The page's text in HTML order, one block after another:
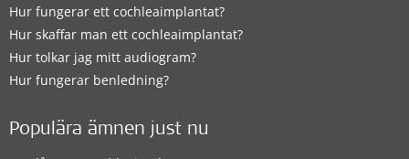
Hur fungerar ett cochleaimplantat?
Hur skaffar man ett cochleaimplantat?
Hur tolkar jag mitt audiogram?
Hur fungerar benledning?
Populära ämnen just nu